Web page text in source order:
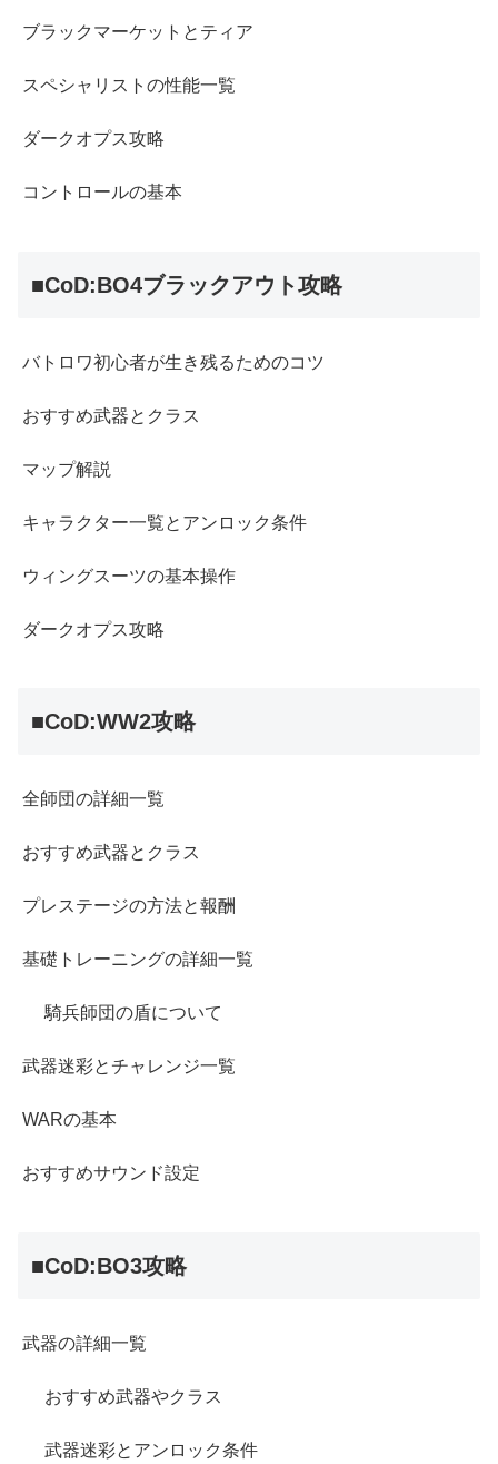
ブラックマーケットとティア
スペシャリストの性能一覧
ダークオプス攻略
コントロールの基本
■CoD:BO4ブラックアウト攻略
バトロワ初心者が生き残るためのコツ
おすすめ武器とクラス
マップ解説
キャラクター一覧とアンロック条件
ウィングスーツの基本操作
ダークオプス攻略
■CoD:WW2攻略
全師団の詳細一覧
おすすめ武器とクラス
プレステージの方法と報酬
基礎トレーニングの詳細一覧
騎兵師団の盾について
武器迷彩とチャレンジ一覧
WARの基本
おすすめサウンド設定
■CoD:BO3攻略
武器の詳細一覧
おすすめ武器やクラス
武器迷彩とアンロック条件